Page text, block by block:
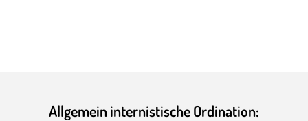
Allgemein internistische Ordination: